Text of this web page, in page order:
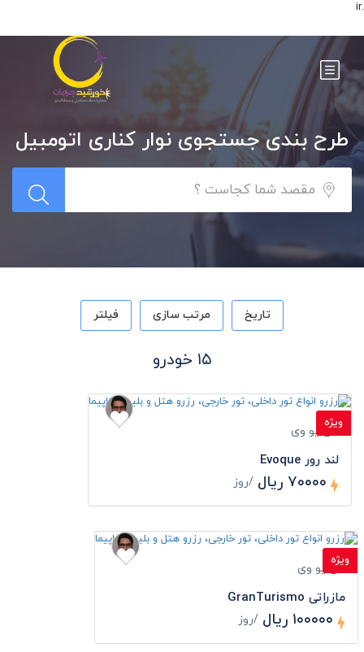
.ir
طرح بندی جستجوی نوار کناری اتومبیل
تاریخ مرتب سازی فیلتر
۱۵ خودرو
ویژه
اس یو وی
لند رور Evoque
۷۰۰۰۰ ریال /روز
ویژه
اس یو وی
مازراتی GranTurismo
۱۰۰۰۰۰ ریال /روز